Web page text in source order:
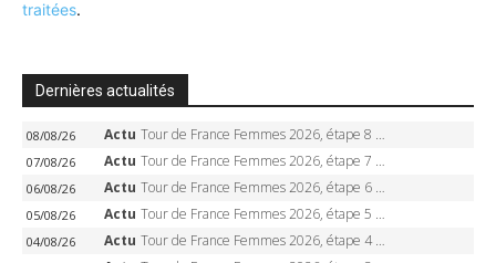
traitées.
Dernières actualités
08/08/26 Actu Tour de France Femmes 2026, étape 8 – Demi Vollering gagne à Nice, reprend le jaune, Niewiadoma à 8 secondes
07/08/26 Actu Tour de France Femmes 2026, étape 7 – Kasia Niewiadoma gagne le Ventoux, maillot jaune, Reusser et Vollering piégées
06/08/26 Actu Tour de France Femmes 2026, étape 6 – Kim Le Court-Pienaar gagne à Tournon, Reusser en jaune
05/08/26 Actu Tour de France Femmes 2026, étape 5 – Demi Vollering gagne à Belleville, Reusser en jaune, Ferrand-Prévot coule
04/08/26 Actu Tour de France Femmes 2026, étape 4 – Marlen Reusser écrase le chrono, Ferrand-Prévot en crise